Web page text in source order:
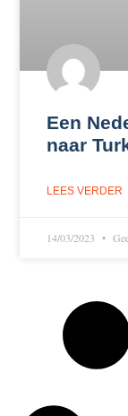
Een
naar
LEES VERDER
14/03/2023